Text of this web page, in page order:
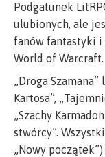
Podgatunek
ulubionych, ale
fanów fantastyki
World of Warcraft.
„Droga
Kartosa”,
„Szachy
stwórcy”.
„Nowy